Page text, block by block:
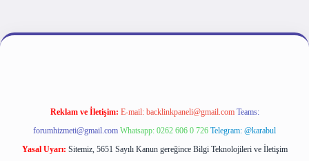
giriş
Reklam ve İletişim: E-mail: backlinkpaneli@gmail.com Teams:
forumhizmeti@gmail.com Whatsapp: 0262 606 0 726 Telegram: @karabul
Yasal Uyarı: Sitemiz, 5651 Sayılı Kanun gereğince Bilgi Teknolojileri ve İletişim